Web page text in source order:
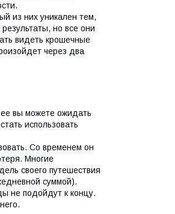
из них уникален тем,
но все они
видеть крошечные
через два
вы можете ожидать
использовать
Со временем он
Многие
своего путешествия
суммой).
не подойдут к концу.